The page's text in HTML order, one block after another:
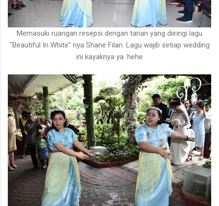
Memasuki ruangan resepsi dengan tarian yang diiringi lagu
"Beautiful In White" nya Shane Filan. Lagu wajib setiap wedding
ini kayaknya ya. hehe